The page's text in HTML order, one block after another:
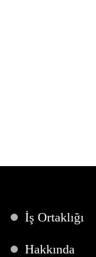
İş Ortaklığı
Hakkında